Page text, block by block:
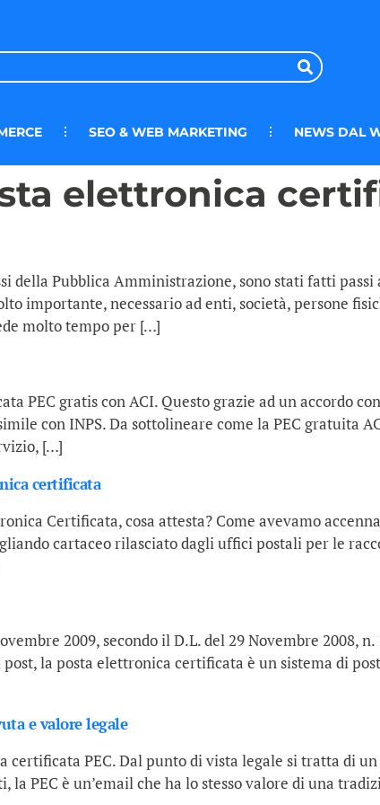
SEO & WEB MARKETING NEWS DAL
elettronica
della Pubblica Amministrazione, sono stati fatti
importante, necessario ad enti, società, persone
molto tempo per […]
PEC gratis con ACI. Questo grazie ad un accordo
con INPS. Da sottolineare come la PEC gratuita
[…]
certificata
Certificata, cosa attesta? Come avevamo
cartaceo rilasciato dagli uffici postali per le
2009, secondo il D.L. del 29 Novembre 2008,
la posta elettronica certificata è un sistema di
e valore legale
certificata PEC. Dal punto di vista legale si tratta di
PEC è un’email che ha lo stesso valore di una